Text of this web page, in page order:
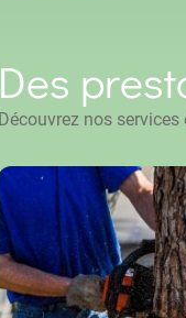
Des
Découvrez nos